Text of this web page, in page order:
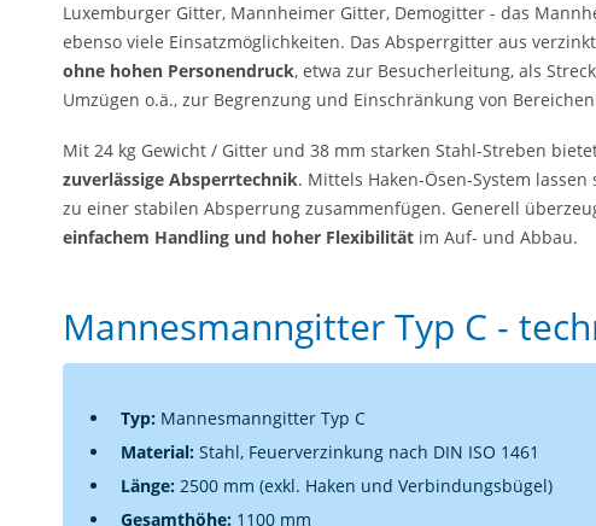
Luxemburger Gitter, Mannheimer Gitter, Demogitter - das
ebenso viele Einsatzmöglichkeiten. Das Absperrgitter aus
ohne hohen Personendruck, etwa zur Besucherleitung, als
Umzügen o.ä., zur Begrenzung und Einschränkung von
Mit 24 kg Gewicht / Gitter und 38 mm starken Stahl-Streben
zuverlässige Absperrtechnik. Mittels Haken-Ösen-System
zu einer stabilen Absperrung zusammenfügen. Generell
einfachem Handling und hoher Flexibilität im Auf- und Abbau.
Mannesmanngitter Typ C -
Typ: Mannesmanngitter Typ C
Material: Stahl, Feuerverzinkung nach DIN ISO 1461
Länge: 2500 mm (exkl. Haken und Verbindungsbügel)
Gesamthöhe: 1100 mm